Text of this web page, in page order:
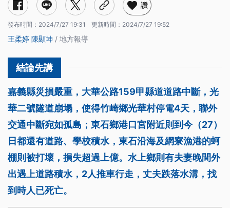
讚
發布時間： 2024/7/27 19:31 更新時間： 2024/7/27 19:52
王柔婷 陳顯坤 / 地方報導
嘉義縣災損嚴重，大華公路159甲縣道道路中斷，光
華二號隧道崩塌，使得竹崎鄉光華村停電4天，聯外
交通中斷宛如孤島；東石鄉港口宮附近則到今（27）
日都還有道路、學校積水，東石沿海及網寮漁港的蚵
棚則被打壞，損失超過上億。水上鄉則有夫妻晚間外
出遇上道路積水，2人推車行走，丈夫跌落水溝，找
到時人已死亡。